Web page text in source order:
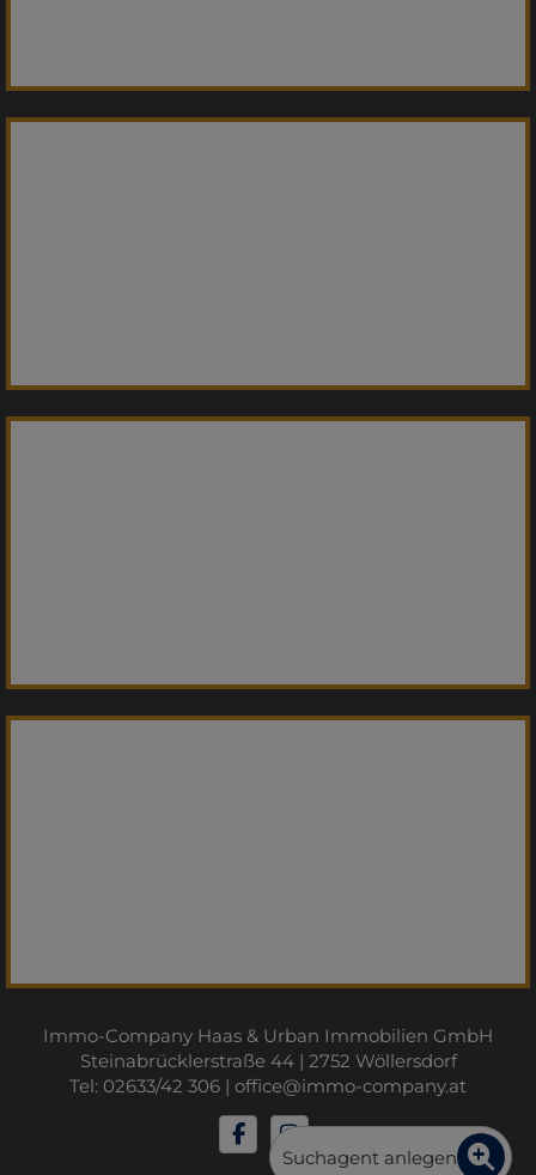
Immo-Company Haas & Urban Immobilien GmbH
Steinabrücklerstraße 44 | 2752 Wöllersdorf
Tel: 02633/42 306 | office@immo-company.at
Suchagent anlegen